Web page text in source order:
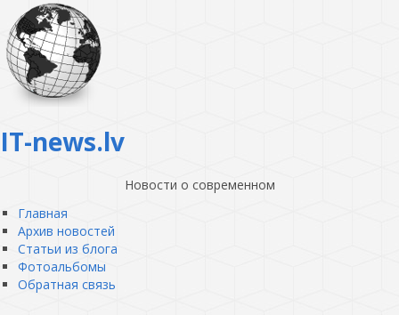
IT-news.lv
Новости о современном
Главная
Архив новостей
Статьи из блога
Фотоальбомы
Обратная связь